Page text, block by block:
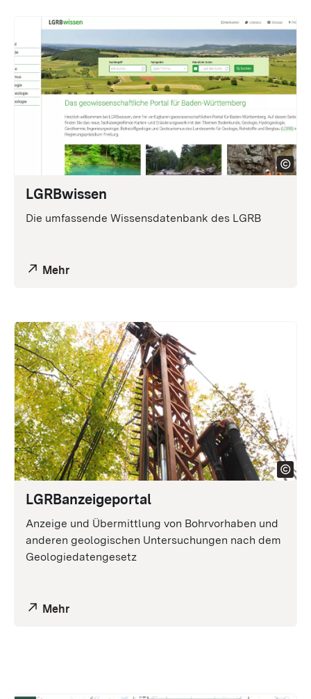
LGRBwissen
Die umfassende Wissensdatenbank des LGRB
Mehr
LGRBanzeigeportal
Anzeige und Übermittlung von Bohrvorhaben und
anderen geologischen Untersuchungen nach dem
Geologiedatengesetz
Mehr